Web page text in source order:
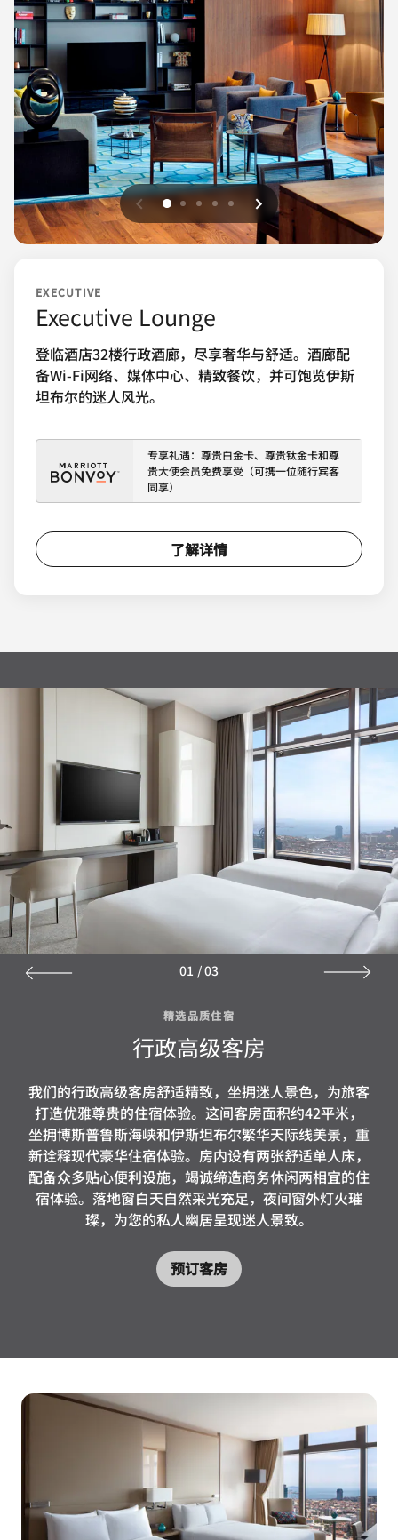
上一页
01234 下一页
EXECUTIVE
Executive Lounge
登临酒店32楼行政酒廊，尽享奢华与舒适。酒廊配
备Wi-Fi网络、媒体中心、精致餐饮，并可饱览伊斯
坦布尔的迷人风光。
专享礼遇：尊贵白金卡、尊贵钛金卡和尊
贵大使会员免费享受（可携一位随行宾客
同享）
了解详情
精选品质住宿
行政高级客房
我们的行政高级客房舒适精致，坐拥迷人景色，为旅客
打造优雅尊贵的住宿体验。这间客房面积约42平米，
坐拥博斯普鲁斯海峡和伊斯坦布尔繁华天际线美景，重
新诠释现代豪华住宿体验。房内设有两张舒适单人床，
配备众多贴心便利设施，竭诚缔造商务休闲两相宜的住
宿体验。落地窗白天自然采光充足，夜间窗外灯火璀
璨，为您的私人幽居呈现迷人景致。
预订客房
01 /03